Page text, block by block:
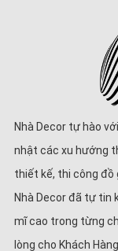
Nhà Decor tự hào
nhật các xu hướng
thiết kế, thi công đồ
Nhà Decor đã tự tin
mĩ cao trong từng
lòng cho Khách